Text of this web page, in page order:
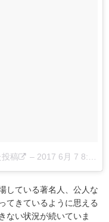
稿 – 2017 6月 7 8:55午前 PDT
している著名人、公人な
てきているように思える
ない状況が続いていま